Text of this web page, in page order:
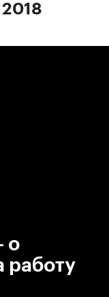
2018
о
работу